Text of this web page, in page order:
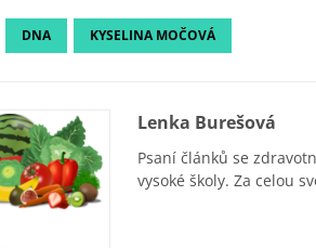
DNA KYSELINA MOČOVÁ
Lenka Burešová
Psaní článků se
vysoké školy. Za celou